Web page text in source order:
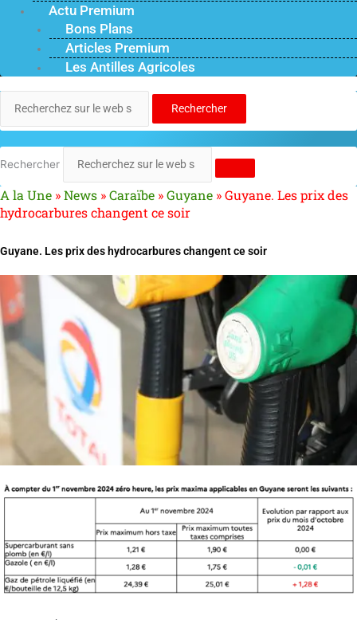
Actu Premium
Bons Plans
Articles Premium
Les Antilles Agricoles
Rechercher
Rechercher
A la Une »News »Caraïbe »Guyane »Guyane. Les prix des
hydrocarbures changent ce soir
Guyane. Les prix des hydrocarbures changent ce soir